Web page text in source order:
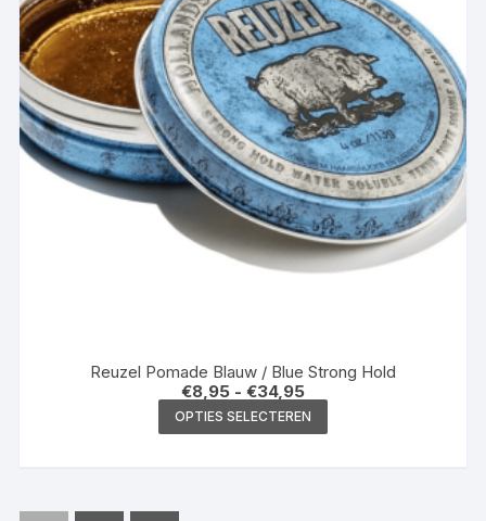
Reuzel Pomade Blauw / Blue Strong Hold
€8,95 - €34,95Prijsklasse:
€8,95
tot
€34,95
OPTIES SELECTEREN
product